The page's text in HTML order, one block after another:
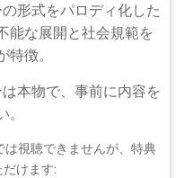
形式をパロディ化した
能な展開と社会規範を
徴。
本物で、事前に内容を
視聴できませんが、特典
けます: